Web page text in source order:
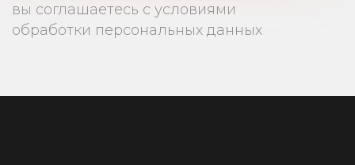
вы соглашаетесь с условиями
обработки персональных данных